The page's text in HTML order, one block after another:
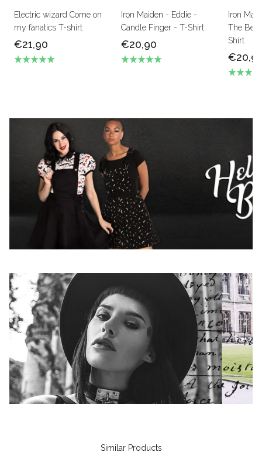
Electric wizard Come on
my fanatics T-shirt
€21,90
Iron Maiden - Eddie -
Candle Finger - T-Shirt
€20,90
Iron
The
Shirt
Similar Products